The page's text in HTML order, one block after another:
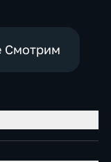
Смотрим